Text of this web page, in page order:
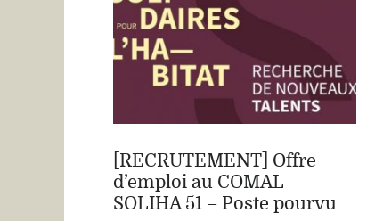
[RECRUTEMENT] Offre
d’emploi au COMAL
SOLIHA 51 – Poste pourvu